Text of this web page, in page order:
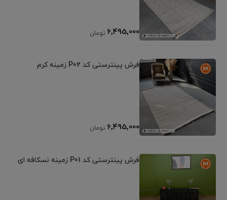
6٬495٬000
فرش پینترستی کد P02 زمینه کرم
6٬495٬000
فرش پینترستی کد P01 زمینه نسکافه ای